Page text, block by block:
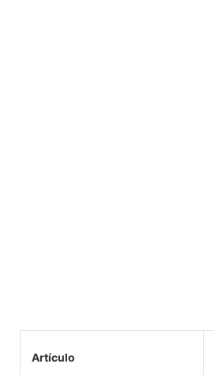
Artículo